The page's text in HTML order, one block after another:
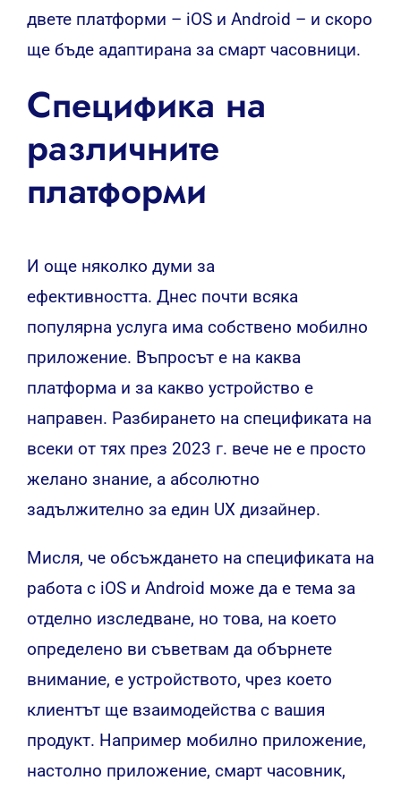
двете платформи – iOS и Android – и скоро
ще бъде адаптирана за смарт часовници.
Специфика на
различните
платформи
И още няколко думи за
ефективността. Днес почти всяка
популярна услуга има собствено мобилно
приложение. Въпросът е на каква
платформа и за какво устройство е
направен. Разбирането на спецификата на
всеки от тях през 2023 г. вече не е просто
желано знание, а абсолютно
задължително за един UX дизайнер.
Мисля, че обсъждането на спецификата на
работа с iOS и Android може да е тема за
отделно изследване, но това, на което
определено ви съветвам да обърнете
внимание, е устройството, чрез което
клиентът ще взаимодейства с вашия
продукт. Например мобилно приложение,
настолно приложение, смарт часовник,